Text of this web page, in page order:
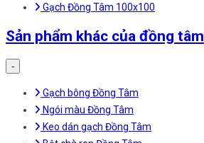
Gạch Đồng Tâm 100x100
Sản phẩm khác của đồng tâm
-
Gạch bông Đồng Tâm
Ngói màu Đồng Tâm
Keo dán gạch Đồng Tâm